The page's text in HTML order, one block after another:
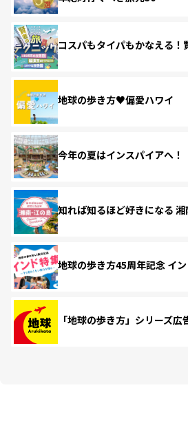
コスパもタイパもかなえる！
地球の歩き方♥偏愛ハワイ
今年の夏はインスパイアへ！
知れば知るほど好きになる
地球の歩き方45周年記念 イ
「地球の歩き方」シリーズ広